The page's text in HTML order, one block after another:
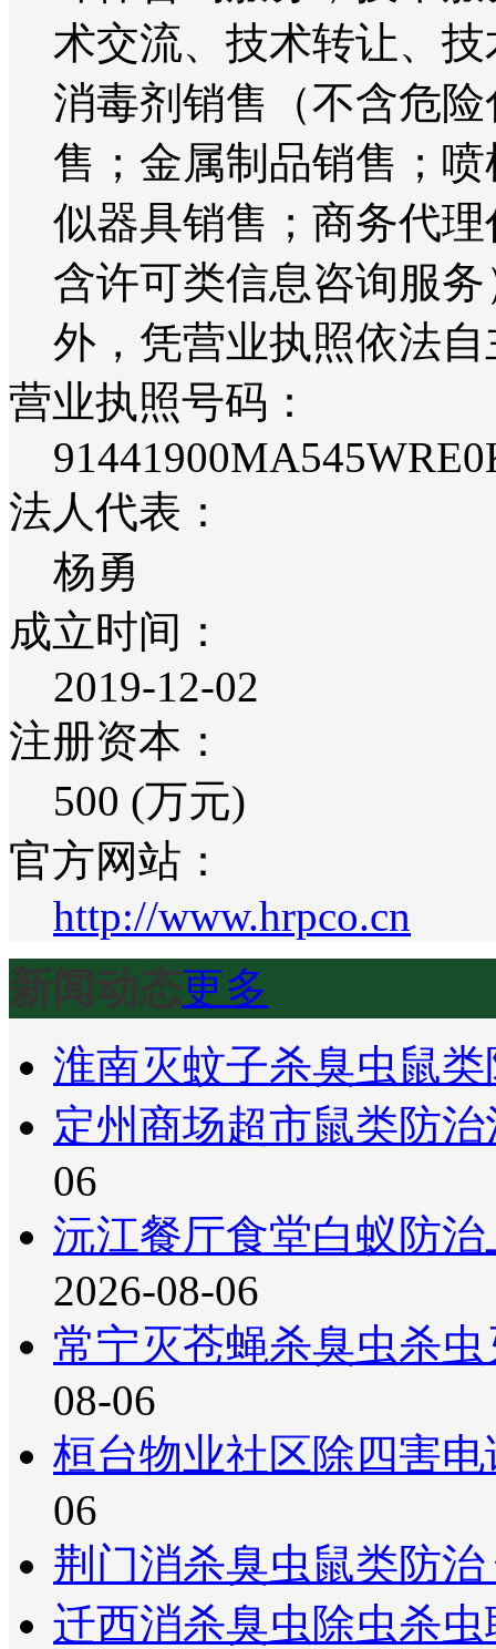
术交流、技术转让、
消毒剂销售（不含危
售；金属制品销售；
似器具销售；商务代
含许可类信息咨询服
外，凭营业执照依法
营业执照号码：
法人代表：
杨勇
成立时间：
2019-12-02
注册资本：
500 (万元)
官方网站：
http://www.hrpco.cn
新闻动态更多
淮南灭蚊子杀臭虫鼠
定州商场超市鼠类防
06
沅江餐厅食堂白蚁防
2026-08-06
常宁灭苍蝇杀臭虫杀
08-06
桓台物业社区除四害
06
荆门消杀臭虫鼠类防
迁西消杀臭虫除虫杀